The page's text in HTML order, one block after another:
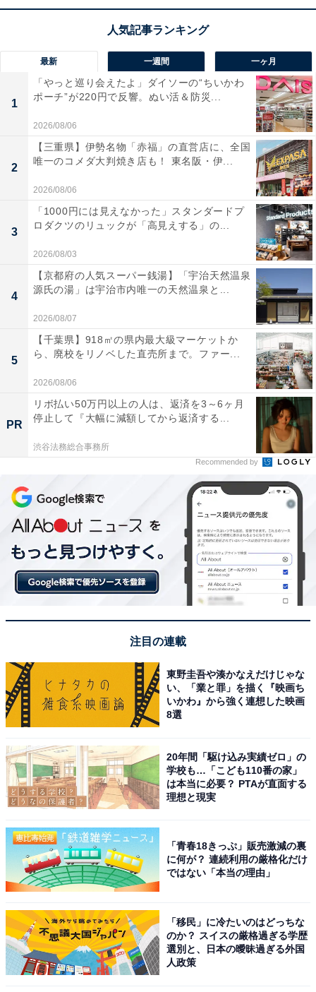
す。固着した大型車のボルトも素早く緩めるパワーに加
ナットの脱落を防止する正逆転オートストップモー
も搭載しています。
スイッチを少し引くだけで全速回転するモードもあり、
長時間の連続作業でも指の疲労を大幅に軽減。タフな現
場作業や足回りの整備が驚くほどスムーズに進化しま
マキタのインパクトレンチ「TW001GRDX」の口コミ
は？
マキタのインパクトレンチ「TW001GRDX」には以下の
ような口コミが寄せられています。
驚くほどのハイパワーで固着した大型ボルトも一瞬
で緩めることができました
オートストップモードのおかげでナットの不意な脱
落や紛失を防げて安心です
少しトリガを引くだけで全速になる機能がとても楽
で作業効率が格段に上がりました
ハードな現場で確かなパワーを求めたい人や、効率よく
安全に作業をこなしたい人には、おすすめの商品といえ
【今日チェックしたい】マキタの人気商品5選
最新 一週間 一ヶ月
1
「やっと巡り会えたよ」ダイソーの“ちいかわ
ポーチ”が220円で反響。ぬい活＆防災...
2026/08/06
2
【三重県】伊勢名物「赤福」の直営店に、全国
唯一のコメダ大判焼き店も！ 東名阪・伊...
2026/08/06
3
「1000円には見えなかった」スタンダードプ
ロダクツのリュックが「高見えする」の...
2026/08/03
4
【京都府の人気スーパー銭湯】「宇治天然温泉
源氏の湯」は宇治市内唯一の天然温泉と...
2026/08/07
5
【千葉県】918㎡の県内最大級マーケットか
ら、廃校をリノベした直売所まで。ファー...
2026/08/06
PR
リボ払い50万円以上の人は、返済を3～6ヶ月
停止して『大幅に減額してから返済する...
渋谷法務総合事務所
Recommended by
注目の連載
東野圭吾や湊かなえだけじゃな
い、「業と罪」を描く『映画ち
いかわ』から強く連想した映画
8選
20年間「駆け込み実績ゼロ」の
学校も…「こども110番の家」
は本当に必要？ PTAが直面する
理想と現実
「青春18きっぷ」販売激減の裏
に何が？ 連続利用の厳格化だけ
ではない「本当の理由」
「移民」に冷たいのはどっちな
のか？ スイスの厳格過ぎる学歴
選別と、日本の曖昧過ぎる外国
人政策